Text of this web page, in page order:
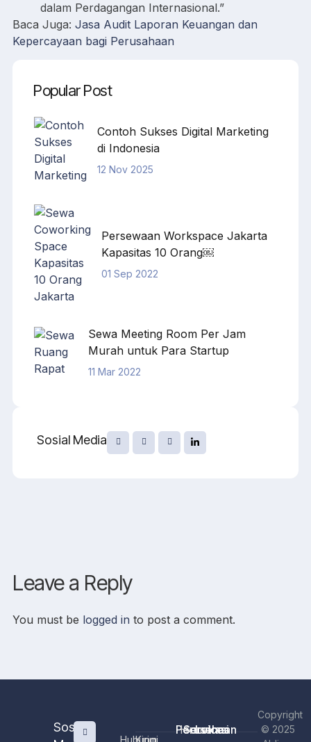
dalam Perdagangan Internasional.”
Baca Juga: Jasa Audit Laporan Keuangan dan
Kepercayaan bagi Perusahaan
Popular Post
Contoh Sukses Digital Marketing
di Indonesia
12 Nov 2025
Persewaan Workspace Jakarta
Kapasitas 10 Orang￼
01 Sep 2022
Sewa Meeting Room Per Jam
Murah untuk Para Startup
11 Mar 2022
Sosial Media
Leave a Reply
You must be logged in to post a comment.
Sosial
Perusahaan
Home
Services
Lokasi
Copyright
© 2025